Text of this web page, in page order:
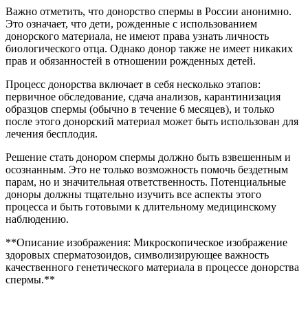
Важно отметить, что донорство спермы в России анонимно.
Это означает, что дети, рожденные с использованием
донорского материала, не имеют права узнать личность
биологического отца. Однако донор также не имеет никаких
прав и обязанностей в отношении рожденных детей.
Процесс донорства включает в себя несколько этапов:
первичное обследование, сдача анализов, карантинизация
образцов спермы (обычно в течение 6 месяцев), и только
после этого донорский материал может быть использован для
лечения бесплодия.
Решение стать донором спермы должно быть взвешенным и
осознанным. Это не только возможность помочь бездетным
парам, но и значительная ответственность. Потенциальные
доноры должны тщательно изучить все аспекты этого
процесса и быть готовыми к длительному медицинскому
наблюдению.
**Описание изображения: Микроскопическое изображение
здоровых сперматозоидов, символизирующее важность
качественного генетического материала в процессе донорства
спермы.**